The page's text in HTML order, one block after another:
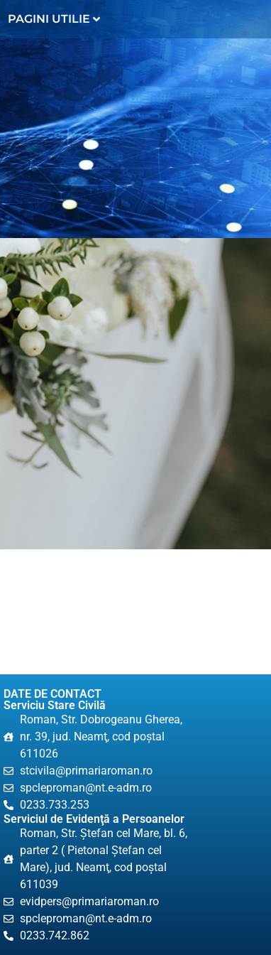
PAGINI UTILIE
DATE DE CONTACT
Serviciu Stare Civilă
Roman, Str. Dobrogeanu Gherea,
nr. 39, jud. Neamţ, cod poştal
611026
stcivila@primariaroman.ro
spcleproman@nt.e-adm.ro
0233.733.253
Serviciul de Evidenţă a Persoanelor
Roman, Str. Ştefan cel Mare, bl. 6,
parter 2 ( Pietonal Ștefan cel
Mare), jud. Neamţ, cod poştal
611039
evidpers@primariaroman.ro
spcleproman@nt.e-adm.ro
0233.742.862